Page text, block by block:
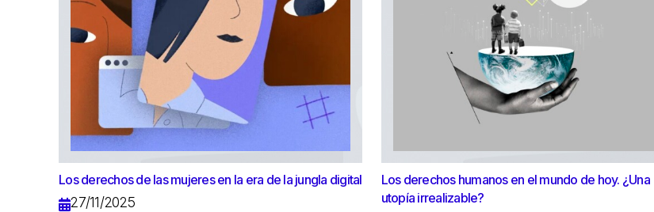
Los derechos de las mujeres en la era de la jungla digital
27/11/2025
Los derechos humanos en el mundo de hoy. ¿Una
utopía irrealizable?